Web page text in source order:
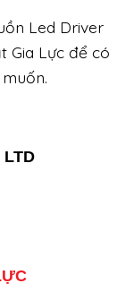
Led Driver
Gia Lực để có
LTD